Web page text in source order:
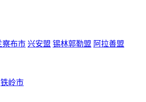
察布市 兴安盟 锡林郭勒盟 阿拉善盟
铁岭市